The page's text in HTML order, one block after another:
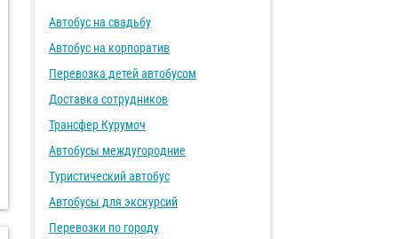
Автобус на свадьбу
Автобус на корпоратив
Перевозка детей автобусом
Доставка сотрудников
Трансфер Курумоч
Автобусы междугородние
Туристический автобус
Автобусы для экскурсий
Перевозки по городу